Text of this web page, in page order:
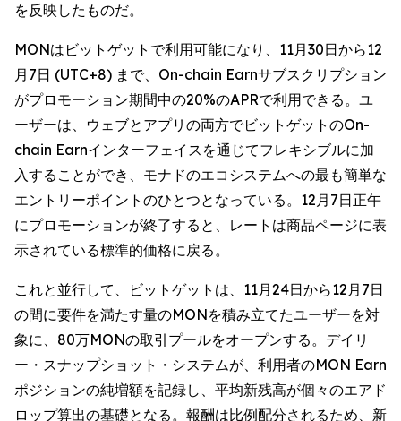
を反映したものだ。
MONはビットゲットで利用可能になり、11月30日から12
月7日 (UTC+8) まで、On-chain Earnサブスクリプション
がプロモーション期間中の20%のAPRで利用できる。ユ
ーザーは、ウェブとアプリの両方でビットゲットのOn-
chain Earnインターフェイスを通じてフレキシブルに加
入することができ、モナドのエコシステムへの最も簡単な
エントリーポイントのひとつとなっている。12月7日正午
にプロモーションが終了すると、レートは商品ページに表
示されている標準的価格に戻る。
これと並行して、ビットゲットは、11月24日から12月7日
の間に要件を満たす量のMONを積み立てたユーザーを対
象に、80万MONの取引プールをオープンする。デイリ
ー・スナップショット・システムが、利用者のMON Earn
ポジションの純増額を記録し、平均新残高が個々のエアド
ロップ算出の基礎となる。報酬は比例配分されるため、新